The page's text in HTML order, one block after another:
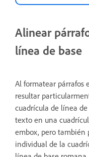
Alinear
línea de base
Al formatear párrafos
resultar
cuadrícula de línea
texto en una
embox, pero también
individual de la